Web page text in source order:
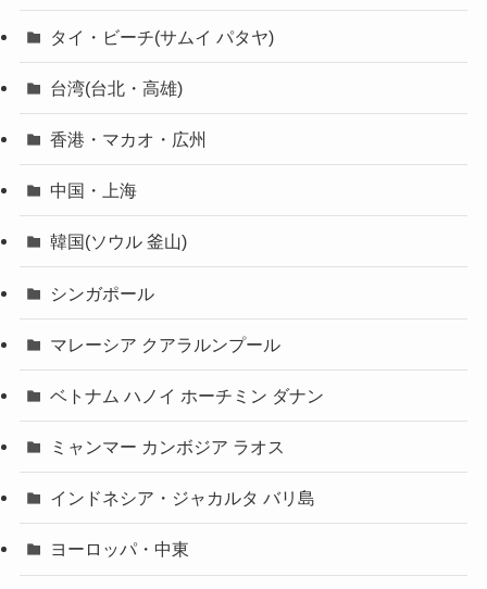
タイ・ビーチ(サムイ パタヤ)
台湾(台北・高雄)
香港・マカオ・広州
中国・上海
韓国(ソウル 釜山)
シンガポール
マレーシア クアラルンプール
ベトナム ハノイ ホーチミン ダナン
ミャンマー カンボジア ラオス
インドネシア・ジャカルタ バリ島
ヨーロッパ・中東